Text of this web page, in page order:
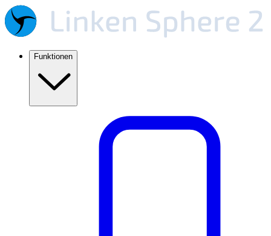
Funktionen